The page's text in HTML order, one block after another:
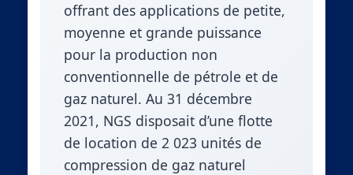
offrant des applications de petite,
moyenne et grande puissance
pour la production non
conventionnelle de pétrole et de
gaz naturel. Au 31 décembre
2021, NGS disposait d’une flotte
de location de 2 023 unités de
compression de gaz naturel